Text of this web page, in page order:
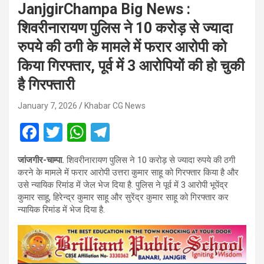
JanjgirChampa Big News :
शिवरीनारायण पुलिस ने 10 करोड़ से ज्यादा
रुपये की ठगी के मामले में फरार आरोपी को
किया गिरफ्तार, पूर्व में 3 आरोपियों की हो चुकी
है गिरफ्तारी
January 7, 2026 Khabar CG News
F
a
ce
b
o
o
k
T
wi
tt
er
W
h
at
s
A
p
p
el
e
gr
a
m
जांजगीर-चाम्पा. शिवरीनारायण पुलिस ने 10 करोड़ से ज्यादा रुपये की ठगी
करने के मामले में फरार आरोपी उत्तरा कुमार साहू को गिरफ्तार किया है और
उसे न्यायिक रिमांड में जेल भेज दिया है. पुलिस ने पूर्व में 3 आरोपी भूपेंद्र
कुमार साहू, हिरेन्द्र कुमार साहू और सुरेंद्र कुमार साहू को गिरफ्तार कर
न्यायिक रिमांड में भेज दिया है.